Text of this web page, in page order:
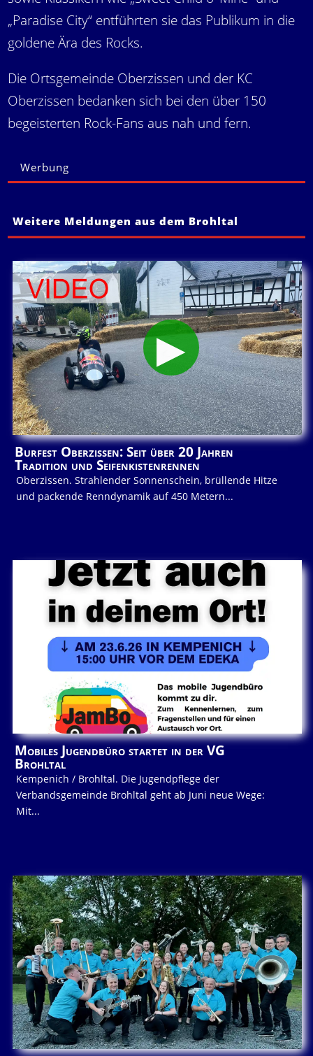
„Paradise City“ entführten sie das Publikum in die
goldene Ära des Rocks.
Die Ortsgemeinde Oberzissen und der KC
Oberzissen bedanken sich bei den über 150
begeisterten Rock-Fans aus nah und fern.
Werbung
Weitere Meldungen aus dem Brohltal
Burfest Oberzissen: Seit über 20 Jahren
Tradition und Seifenkistenrennen
Oberzissen. Strahlender Sonnenschein, brüllende Hitze
und packende Renndynamik auf 450 Metern...
Mobiles Jugendbüro startet in der VG
Brohltal
Kempenich / Brohltal. Die Jugendpflege der
Verbandsgemeinde Brohltal geht ab Juni neue Wege:
Mit...